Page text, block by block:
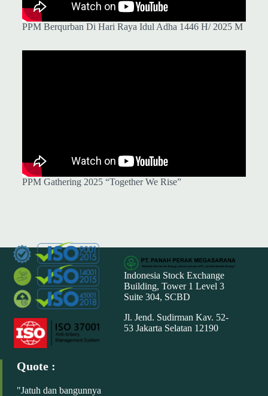
PPM Berqurban Di Hari Raya Idul Adha 1446 H/ 2025 M
PPM Gathering 2025 “Together We Rise”
Indonesia Stock Exchange
Building, Tower 1 Level 3
Suite 304, SCBD
Jl. Jend. Sudirman Kav. 52-
53 Jakarta Selatan 12190
Quote :
"Jatuh dan bangunnya